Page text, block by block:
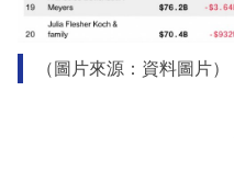
（圖片來源：資料圖片）